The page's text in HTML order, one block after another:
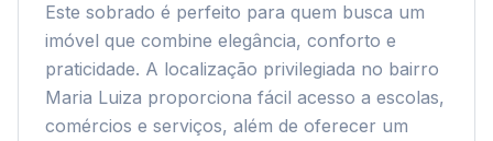
Este sobrado é perfeito para quem busca um
imóvel que combine elegância, conforto e
praticidade. A localização privilegiada no bairro
Maria Luiza proporciona fácil acesso a escolas,
comércios e serviços, além de oferecer um